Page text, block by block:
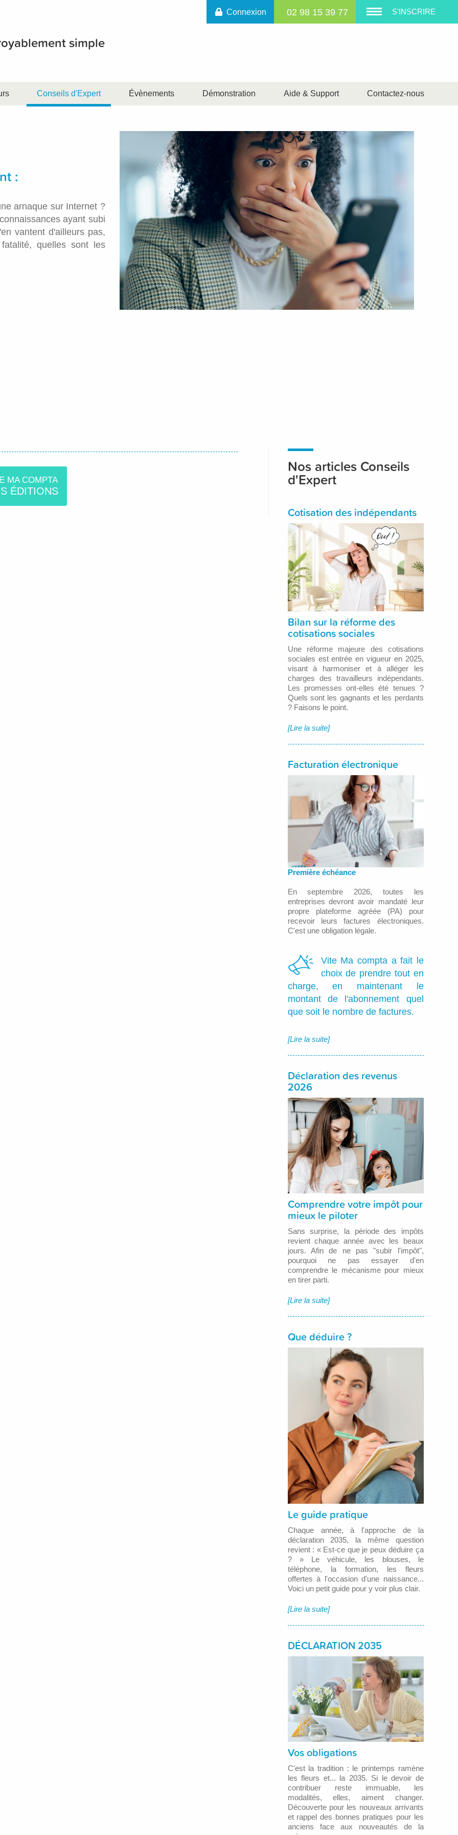
simple
Conseils d'Expert Évènements Démonstration Aide & Support Contactez-nous
Connexion 02 98 15 39 77 S'INSCRIRE
:
arnaque sur Internet ?
ayant subi
vantent d'ailleurs pas,
quelles sont les
MA COMPTA
ÉDITIONS
Nos articles Conseils
d'Expert
Cotisation des indépendants
Bilan sur la réforme des
cotisations sociales
Une réforme majeure des cotisations
sociales est entrée en vigueur en 2025,
visant à harmoniser et à alléger les
charges des travailleurs indépendants.
Les promesses ont-elles été tenues ?
Quels sont les gagnants et les perdants
? Faisons le point.
[Lire la suite]
Facturation électronique
Première échéance
En septembre 2026, toutes les
entreprises devront avoir mandaté leur
propre plateforme agréée (PA) pour
recevoir leurs factures électroniques.
C'est une obligation légale.
Vite Ma compta a fait le
choix de prendre tout en
charge, en maintenant le
montant de l'abonnement quel
que soit le nombre de factures.
[Lire la suite]
Déclaration des revenus
2026
Comprendre votre impôt pour
mieux le piloter
Sans surprise, la période des impôts
revient chaque année avec les beaux
jours. Afin de ne pas "subir l'impôt",
pourquoi ne pas essayer d'en
comprendre le mécanisme pour mieux
en tirer parti.
[Lire la suite]
Que déduire ?
Le guide pratique
Chaque année, à l'approche de la
déclaration 2035, la même question
revient : « Est-ce que je peux déduire ça
? » Le véhicule, les blouses, le
téléphone, la formation, les fleurs
offertes à l'occasion d'une naissance...
Voici un petit guide pour y voir plus clair.
[Lire la suite]
DÉCLARATION 2035
Vos obligations
C'est la tradition : le printemps ramène
les fleurs et... la 2035. Si le devoir de
contribuer reste immuable, les
modalités, elles, aiment changer.
Découverte pour les nouveaux arrivants
et rappel des bonnes pratiques pour les
anciens face aux nouveautés de la